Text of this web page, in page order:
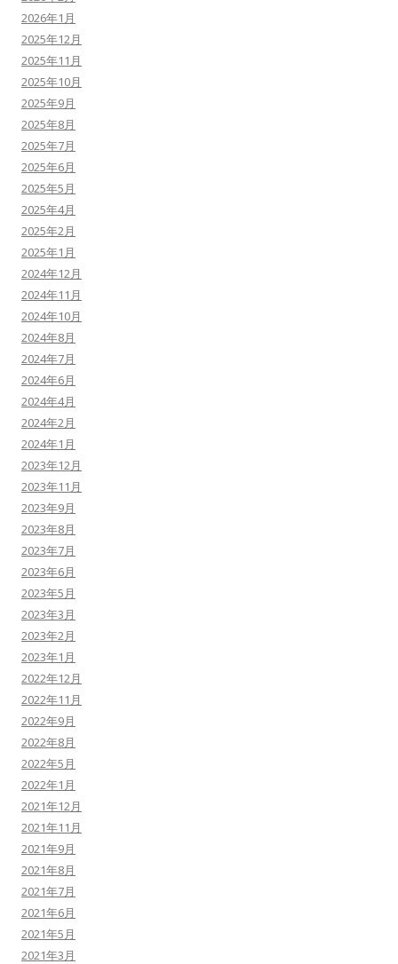
2026年1月
2025年12月
2025年11月
2025年10月
2025年9月
2025年8月
2025年7月
2025年6月
2025年5月
2025年4月
2025年2月
2025年1月
2024年12月
2024年11月
2024年10月
2024年8月
2024年7月
2024年6月
2024年4月
2024年2月
2024年1月
2023年12月
2023年11月
2023年9月
2023年8月
2023年7月
2023年6月
2023年5月
2023年3月
2023年2月
2023年1月
2022年12月
2022年11月
2022年9月
2022年8月
2022年5月
2022年1月
2021年12月
2021年11月
2021年9月
2021年8月
2021年7月
2021年6月
2021年5月
2021年3月